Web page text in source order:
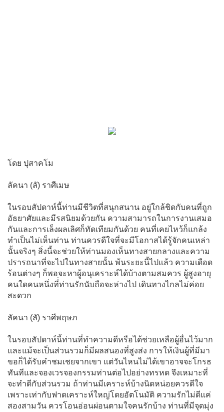
โดย ปุสาคโม
ลัคนา (ลั) ราศีเมษ
ในรอบสัปดาห์นี้ท่านมีชีวิตที่สนุกสนาน อยู่ใกล้ชิดกับคนที่ถูก
อัธยาศัยและมีรสนิยมด้วยกัน ความสามารถในการงานเสมอ
กันและการเล็งผลเลิศก็ทัดเทียมกันด้วย คนที่เคยไหว้ก็แกล้ง
ทำเป็นไม่เห็นท่าน ท่านควรดีใจที่จะมีโอกาสได้รู้จักคนเหล่า
นั้นจริงๆ สิ่งนี้จะช่วยให้ท่านมองเห็นทางสายกลางและความ
ปรารถนาที่จะไปในทางสายนั้น พ้นระยะนี้ไปแล้ว ความเดือด
ร้อนต่างๆ ก็พอจะหาผู้อนุเคราะห์ได้บ้างตามสมควร ผู้สูงอายุ
คนใดคนหนึ่งที่่ท่านรักนับถือจะห่างไป เดินทางไกลไม่ค่อย
สะดวก
ลัคนา (ลั) ราศีพฤษภ
ในรอบสัปดาห์นี้ท่านที่ทำความดีหรือได้ช่วยเหลือผู้อื่นไว้มาก
และแม้จะเป็นส่วนรวมก็มีผลสนองที่สูงส่ง การให้เงินผู้ที่มีมา
ขอก็ได้รับคำชมเชยจากเขา แต่วันไหนไม่ได้เขาอาจจะโกรธ
ทันทีและจองเวรจองกรรมท่านต่อไปอย่างทรหด จึงเหมาะที่
จะทำดีกับส่วนรวม ถ้าท่านมีเคราะห์บ้างนิดหน่อยควรดีใจ
เพราะเท่ากับฟาดเคราะห์ใหญ่โดยอัตโนมัติ ความรักไม่ดีแค่
สองสามวัน ควรโอนอ่อนผ่อนตามใจคนรักบ้าง ท่านที่มีจุดมุ่ง